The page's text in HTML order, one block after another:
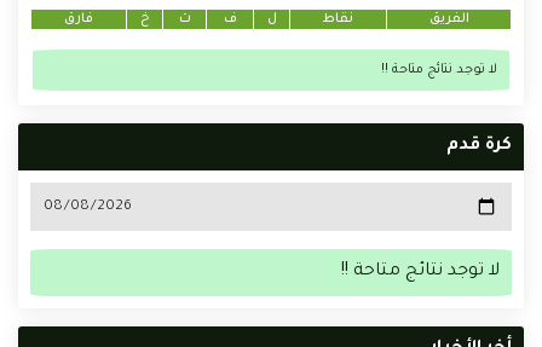
الفريق نقاط ل ف ت خ فارق
لا توجد نتائج متاحة !!
كرة قدم
لا توجد نتائج متاحة !!